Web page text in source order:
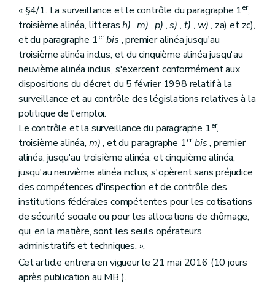
Art. 32
Art. 33
Art. 34
Chapitre IX Décret du 5 février 1998 relatif à la surveillance et au contrôle des législations relatives à la reconversion et au recyclage professionnels
Art. 35
Art. 36
Art. 37
Art. 38
Chapitre X Loi du 24 décembre 1999 en vue de la promotion de l'emploi
Art. 39
Chapitre XI Loi du 20 juillet 2001 visant à favoriser le développement de services et d'emplois de proximité
Art. 40
Art. 41
Art. 42
Art. 43
Art. 44
Art. 45
Art. 46
Art. 47
Art. 48
Art. 49
Art. 50
Art. 51
Art. 52
« §4/1. La surveillance et le contrôle du paragraphe 1er,
troisième alinéa, litterash) ,m) ,p) ,s) , t) , w), za) et zc),
et du paragraphe 1er bis , premier alinéa jusqu'au
troisième alinéa inclus, et du cinquième alinéa jusqu'au
neuvième alinéa inclus, s'exercent conformément aux
dispositions du décret du 5 février 1998 relatif à la
surveillance et au contrôle des législations relatives à la
politique de l'emploi.
Le contrôle et la surveillance du paragraphe 1er,
troisième alinéa, m), et du paragraphe 1er bis, premier
alinéa, jusqu'au troisième alinéa, et cinquième alinéa,
jusqu'au neuvième alinéa inclus, s'opèrent sans préjudice
des compétences d'inspection et de contrôle des
institutions fédérales compétentes pour les cotisations
de sécurité sociale ou pour les allocations de chômage,
qui, en la matière, sont les seuls opérateurs
administratifs et techniques. ».
Cet article entrera en vigueur le 21 mai 2016 (10 jours
après publication au MB ).